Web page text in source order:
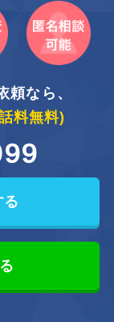
頼なら、
料無料)
る